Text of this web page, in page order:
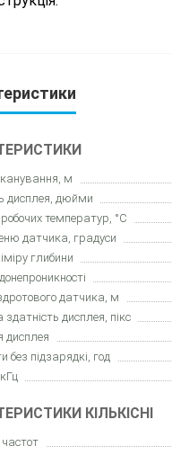
м
дисплея, дюйми
температур, °C
датчика, градуси
глибини
датчика, м
здатність дисплея, пікс
дисплея
без підзарядкі, год
КІЛЬКІСНІ
частот